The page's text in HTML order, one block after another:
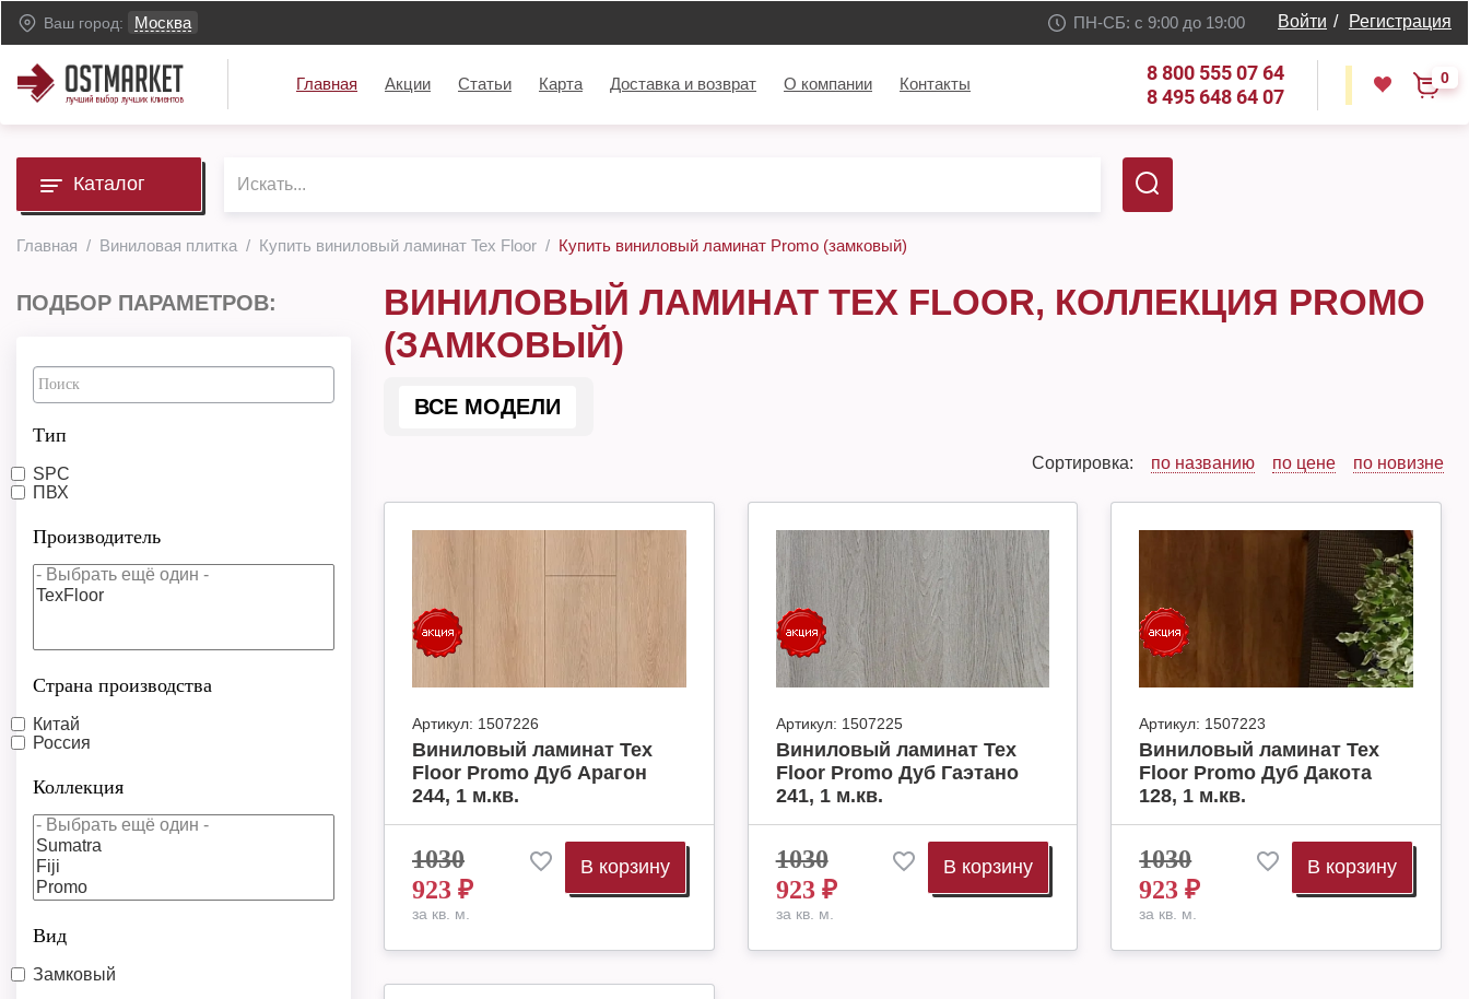
Ваш город: Москва ПН-СБ: с 9:00 до 19:00 Войти / Регистрация
Главная Акции Статьи Карта Доставка и возврат О компании Контакты
8 800 555 07 64
8 495 648 64 07
0
Каталог
Главная Виниловая плитка Купить виниловый ламинат Tex Floor Купить виниловый ламинат Promo (замковый)
ПОДБОР ПАРАМЕТРОВ:
Тип
SPC
ПВХ
Производитель
Страна производства
Китай
Россия
Коллекция
Вид
Замковый
ВИНИЛОВЫЙ ЛАМИНАТ TEX FLOOR, КОЛЛЕКЦИЯ PROMO
(ЗАМКОВЫЙ)
ВСЕ МОДЕЛИ
Сортировка: по названию по цене по новизне
Артикул: 1507226
Виниловый ламинат Tex
Floor Promo Дуб Арагон
244, 1 м.кв.
1030
923 ₽
за кв. м.
В корзину
Артикул: 1507225
Виниловый ламинат Tex
Floor Promo Дуб Гаэтано
241, 1 м.кв.
1030
923₽
за кв. м.
В корзину
Артикул: 1507223
Виниловый ламинат Tex
Floor Promo Дуб Дакота
128, 1 м.кв.
1030
923 ₽
за кв. м.
В корзину